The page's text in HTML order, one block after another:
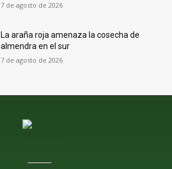
7 de agosto de 2026
La araña roja amenaza la cosecha de
almendra en el sur
7 de agosto de 2026